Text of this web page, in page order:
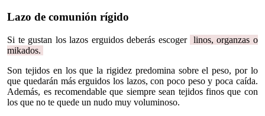
Lazo de comunión rígido
Si te gustan los lazos erguidos deberás escoger linos, organzas o
mikados.
Son tejidos en los que la rigidez predomina sobre el peso, por lo
que quedarán más erguidos los lazos, con poco peso y poca caída.
Además, es recomendable que siempre sean tejidos finos que con
los que no te quede un nudo muy voluminoso.